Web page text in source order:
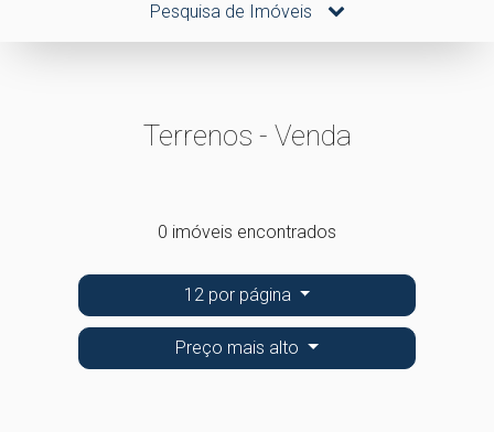
Pesquisa de Imóveis
Terrenos - Venda
0 imóveis encontrados
12 por página
Preço mais alto